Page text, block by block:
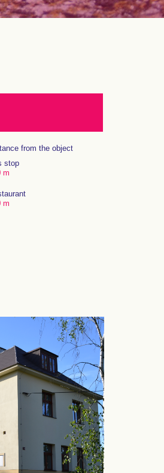
from the object
stop
m
m